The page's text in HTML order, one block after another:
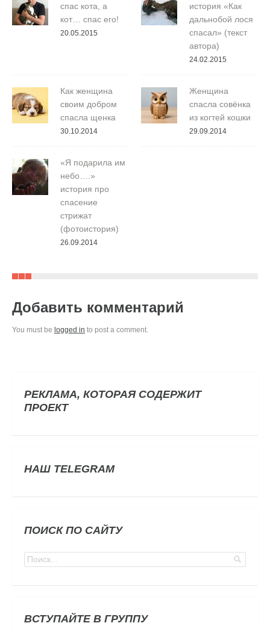
спас кота, а
кот… спас его!
20.05.2015
история «Как
дальнобой лося
спасал» (текст
автора)
24.02.2015
Как женщина
своим добром
спасла щенка
30.10.2014
Женщина
спасла совёнка
из когтей кошки
29.09.2014
«Я подарила им
небо….»
история про
спасение
стрижат
(фотоистория)
26.09.2014
Добавить комментарий
You must be logged in to post a comment.
РЕКЛАМА, КОТОРАЯ СОДЕРЖИТ
ПРОЕКТ
НАШ TELEGRAM
ПОИСК ПО САЙТУ
ВСТУПАЙТЕ В ГРУППУ